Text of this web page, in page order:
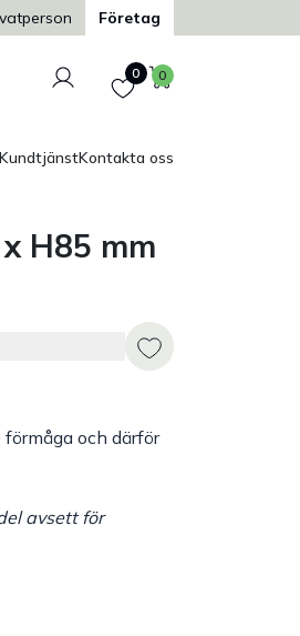
Företag
Logga in
Favoriter
0 Varukorg
0
KundtjänstKontakta oss
H85 mm
och därför
avsett för